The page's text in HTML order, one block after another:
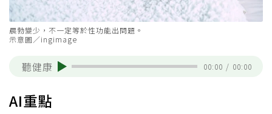
晨勃變少，不一定等於性功能出問題。
示意圖／ingimage
聽健康 00:00 / 00:00
AI重點